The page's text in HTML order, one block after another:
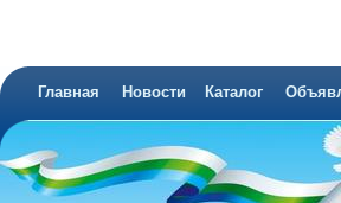
Главная Новости Каталог